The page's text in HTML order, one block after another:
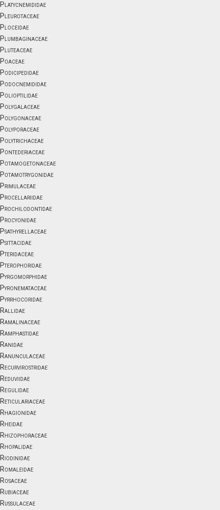
Platycnemididae
Pleurotaceae
Ploceidae
Plumbaginaceae
Pluteaceae
Poaceae
Podicipedidae
Podocnemididae
Polioptilidae
Polygalaceae
Polygonaceae
Polyporaceae
Polytrichaceae
Pontederiaceae
Potamogetonaceae
Potamotrygonidae
Primulaceae
Procellariidae
Prochilodontidae
Procyonidae
Psathyrellaceae
Psittacidae
Pteridaceae
Pterophoridae
Pyrgomorphidae
Pyronemataceae
Pyrrhocoridae
Rallidae
Ramalinaceae
Ramphastidae
Ranidae
Ranunculaceae
Recurvirostridae
Reduviidae
Regulidae
Reticulariaceae
Rhagionidae
Rheidae
Rhizophoraceae
Rhopalidae
Riodinidae
Romaleidae
Rosaceae
Rubiaceae
Russulaceae